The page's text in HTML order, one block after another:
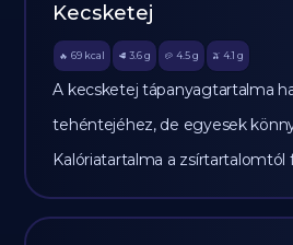
Kecsketej
🔥 69 kcal 🥩 3.6 g 🥔 4.5g 🫒 4.1 g
A kecsketej tápanyagtartalma
tehéntejéhez, de egyesek
Kalóriatartalma a zsírtartalomtól